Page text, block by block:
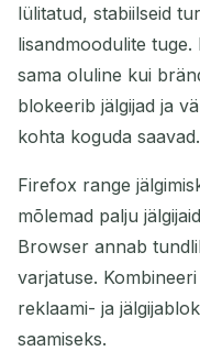
lülitatud, stabiilseid
lisandmoodulite tuge.
sama oluline kui
blokeerib jälgijad ja
kohta koguda saavad.
Firefox range
mõlemad palju
Browser annab
varjatuse.
reklaami- ja
saamiseks.